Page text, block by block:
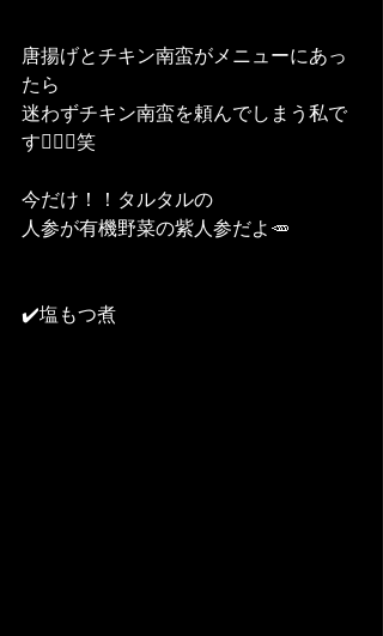
唐揚げとチキン南蛮がメニューにあっ
たら
迷わずチキン南蛮を頼んでしまう私で
す🙋‍♀️✨笑
今だけ！！タルタルの
人参が有機野菜の紫人参だよ🥕
✔️塩もつ煮